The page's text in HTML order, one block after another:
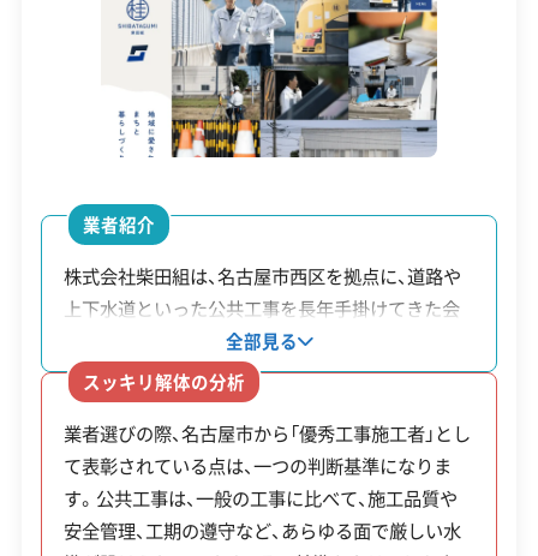
サイトをご確認ください。
名古屋市の公式サイトで詳細を見る
廃棄物処理と分別ルール
近隣市に建設廃材の中間処理施設が点在して
おり、小さな現場では自社運搬も活用されま
す。一方で、アスベストの事前調査と行政への
結果報告は、全ての解体工事で義務付けられて
います。
西区の解体現場から出る廃棄物は、隣接する北名古
2,000万円
0120-88-5550
営業時間 9:00～19:00
営業日
建物構造 木造 鉄骨造 RC造
対応業務
産業廃棄物収集運搬業
土木工事業
公式HP 公式サイトを見る
許可番号
【建設業許可】
愛知県知事：第103330号
業者紹介
株式会社柴田組は、名古屋市西区を拠点に、道路や
上下水道といった公共工事を長年手掛けてきた会
社です。その施工品質は公的にも評価されており、
名古屋市から「優秀工事施工者」として複数回表彰
されています。公共工事で求められる高い水準の技
術と安全管理体制は、個人の住宅解体にも活かされ
ています。特に、解体後の駐車場造成や外構工事と
いった土地活用を見据えた依頼に対応できるのが
特徴です。企画から造成まで一貫して自社で対応す
全部見る
スッキリ解体の分析
業者選びの際、名古屋市から「優秀工事施工者」とし
て表彰されている点は、一つの判断基準になりま
す。公共工事は、一般の工事に比べて、施工品質や
安全管理、工期の遵守など、あらゆる面で厳しい水